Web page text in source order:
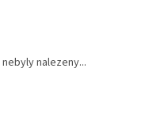
nebyly nalezeny...